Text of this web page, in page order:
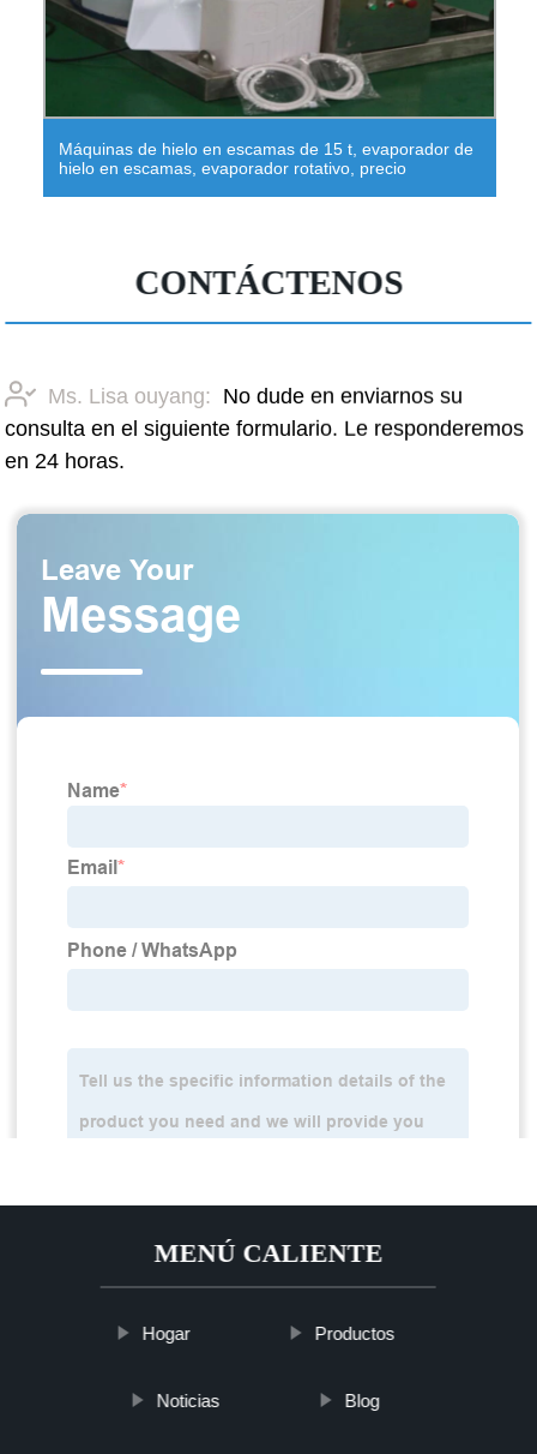
Máquinas de hielo en escamas de 15 t, evaporador de
hielo en escamas, evaporador rotativo, precio
CONTÁCTENOS
Ms. Lisa ouyang: No dude en enviarnos su
consulta en el siguiente formulario. Le responderemos
en 24 horas.
MENÚ CALIENTE
Hogar Productos
Noticias Blog